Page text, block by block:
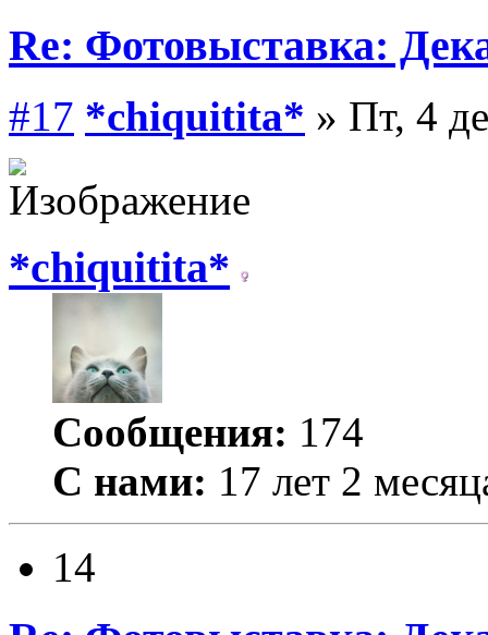
Re: Фотовыставка:
#17 *chiquitita* » Пт, 4
*chiquitita*
Сообщения: 174
С нами: 17 лет 2
14